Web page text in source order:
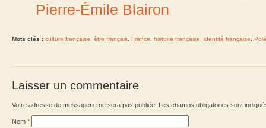
Pierre-Émile Blairon
Mots clés : culture française être français France histoire française identité française
Laisser un commentaire
Votre adresse de messagerie ne sera pas publiée. Les champs obligatoires sont
Nom *